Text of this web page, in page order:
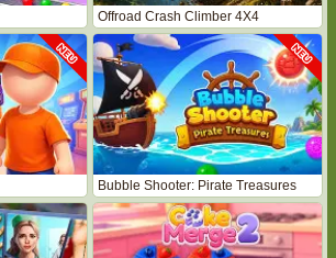
Offroad Crash Climber 4X4
Bubble Shooter: Pirate Treasures